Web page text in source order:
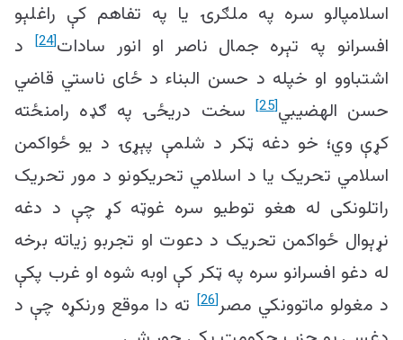
اسلامپالو سره په ملګرۍ یا په تفاهم کې راغلېو
افسرانو په تېره جمال ناصر او انور سادات[24]
د
اشتباوو او خپله د حسن البناء د ځای ناستي قاضي
حسن الهضیبي[25]
سخت دریځۍ په ګډه رامنځته
کړې وي؛ خو دغه ټکر د شلمې پېړۍ د یو ځواکمن
اسلامي تحریک یا د اسلامي تحریکونو د مور تحریک
راتلونکی له هغو توطیو سره غوټه کړ چې د دغه
نړېوال ځواکمن تحریک د دعوت او تجربو زیاته برخه
له دغو افسرانو سره په ټکر کې اوبه شوه او غرب پکې
د مغولو ماتوونکي مصر[26]
ته دا موقع ورنکړه چې د